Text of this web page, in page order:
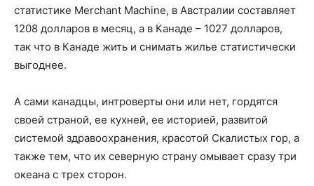
статистике Merchant Machine, в Австралии составляет
1208 долларов в месяц, а в Канаде – 1027 долларов,
так что в Канаде жить и снимать жилье статистически
выгоднее.
А сами канадцы, интроверты они или нет, гордятся
своей страной, ее кухней, ее историей, развитой
системой здравоохранения, красотой Скалистых гор, а
также тем, что их северную страну омывает сразу три
океана с трех сторон.